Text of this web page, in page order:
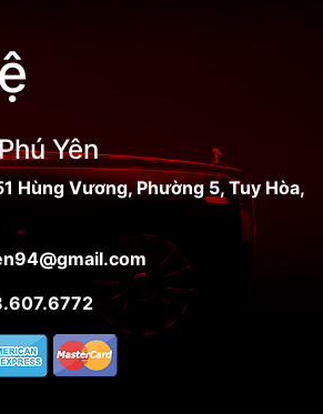
Yên
Hùng Vương, Phường 5, Tuy Hòa,